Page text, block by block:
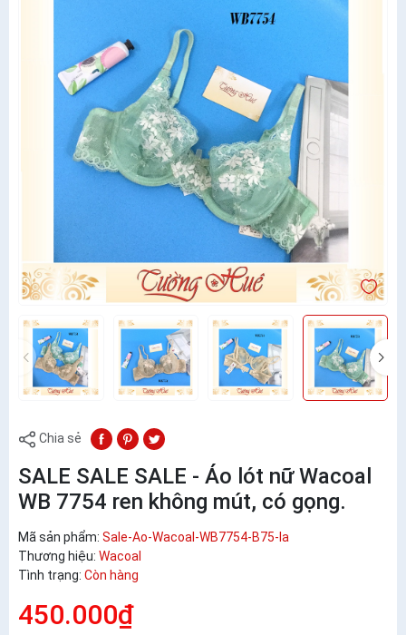
Chia sẻ
SALE SALE SALE - Áo lót nữ Wacoal
WB 7754 ren không mút, có gọng.
Mã sản phẩm: Sale-Ao-Wacoal-WB7754-B75-la
Thương hiệu: Wacoal
Tình trạng: Còn hàng
450.000₫